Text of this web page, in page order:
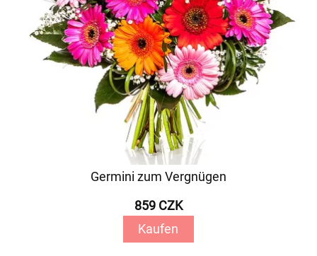
Germini zum Vergnügen
859 CZK
Kaufen